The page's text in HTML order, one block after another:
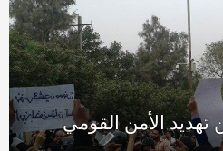
تهديد الأمن القومي